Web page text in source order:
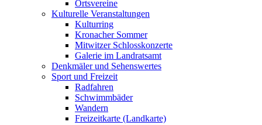
Ortsvereine
Kulturelle Veranstaltungen
Kulturring
Kronacher Sommer
Mitwitzer Schlosskonzerte
Galerie im Landratsamt
Denkmäler und Sehenswertes
Sport und Freizeit
Radfahren
Schwimmbäder
Wandern
Freizeitkarte (Landkarte)